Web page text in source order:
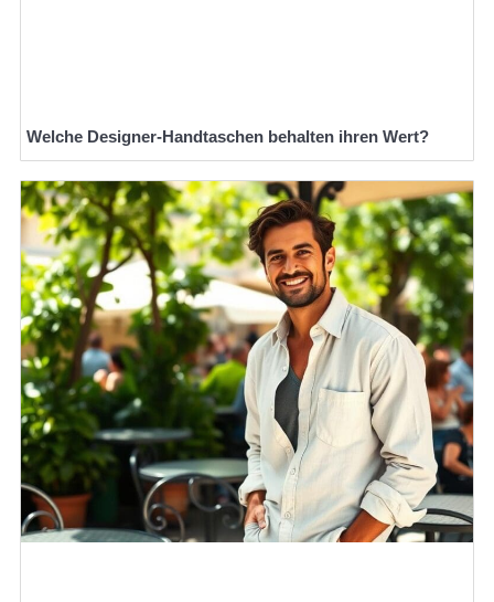
Welche Designer-Handtaschen behalten ihren Wert?